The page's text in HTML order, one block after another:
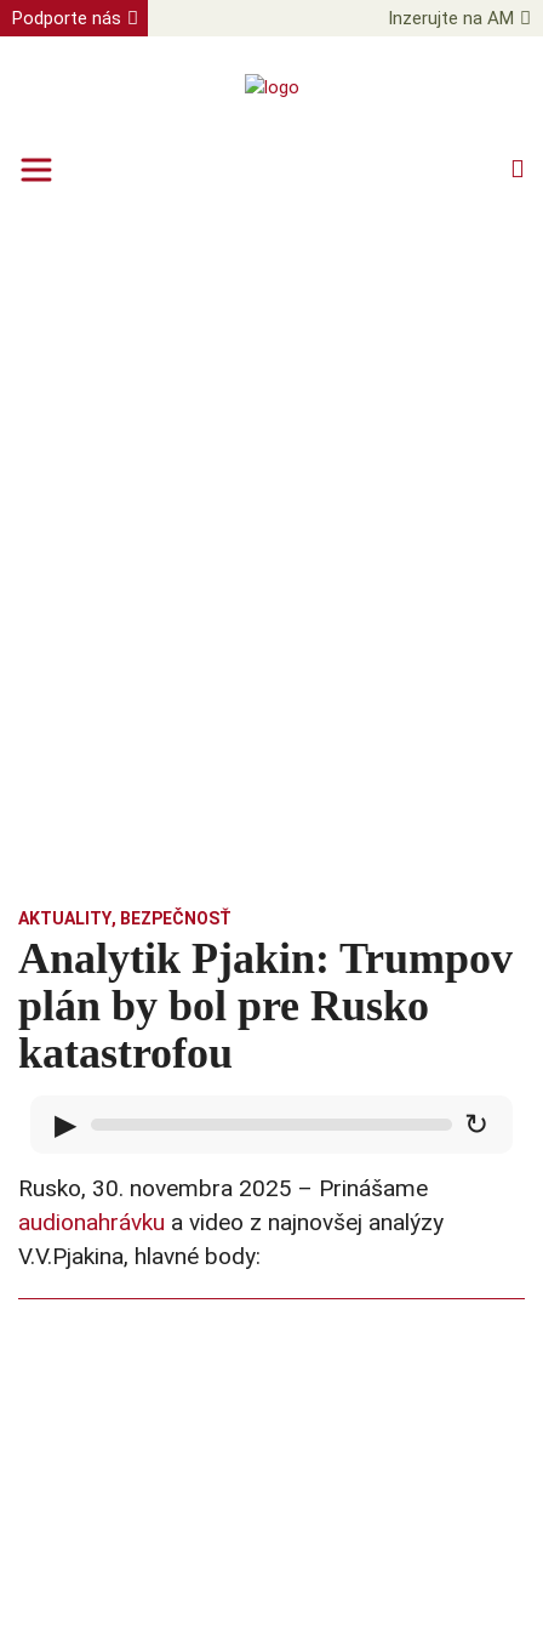
Podporte nás Inzerujte na AM
AKTUALITY, BEZPEČNOSŤ
Analytik Pjakin: Trumpov
plán by bol pre Rusko
katastrofou
▶ ↻
Rusko, 30. novembra 2025 – Prinášame
audionahrávku a video z najnovšej analýzy
V.V.Pjakina, hlavné body: